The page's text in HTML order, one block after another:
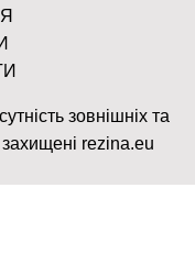
зовнішніх та
захищені rezina.eu